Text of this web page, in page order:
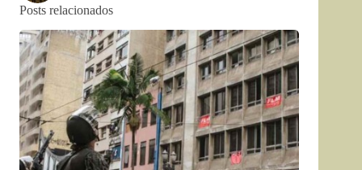
Posts relacionados